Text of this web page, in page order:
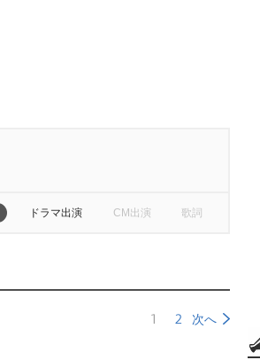
ドラマ出演 CM出演 歌詞
1 2 次へ